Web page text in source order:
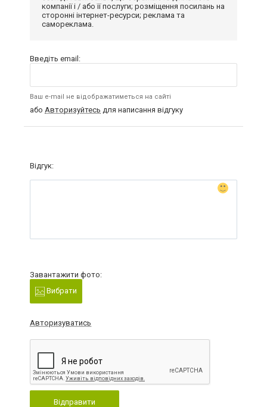
компанії і / або її послуги; розміщення посилань на
сторонні інтернет-ресурси; реклама та
самореклама.
Введіть email:
Ваш e-mail не відображатиметься на сайті
або Авторизуйтесь для написання відгуку
Відгук:
Завантажити фото:
Вибрати
Авторизуватись
Відправити